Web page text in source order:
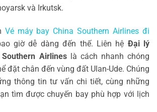
và Irkutsk.
Vé máy bay China Southern Airlines đi
giờ dễ dàng đến thế. Liên hệ Đại lý
Airlineslà cách nhanh chóng
đặt chân đến vùng đất Ulan-Ude. Chúng
thông tin tư vấn chi tiết, cùng những
tìm được chuyến bay phù hợp với lịch